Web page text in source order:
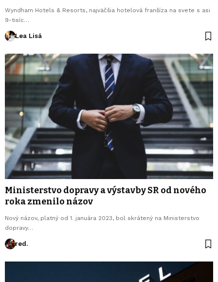
Wyndham Hotels & Resorts, najväčšia hotelová franšíza na svete s asi
9-tisíc…
Lea Lisá
Ministerstvo dopravy a výstavby SR od nového
roka zmenilo názov
Nový názov, platný od 1. januára 2023, bol skrátený na Ministerstvo
dopravy…
red.